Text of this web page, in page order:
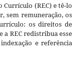
Currículo (REC) e tê-lo
sem remuneração, os
os direitos de
a REC redistribua esse
e referência